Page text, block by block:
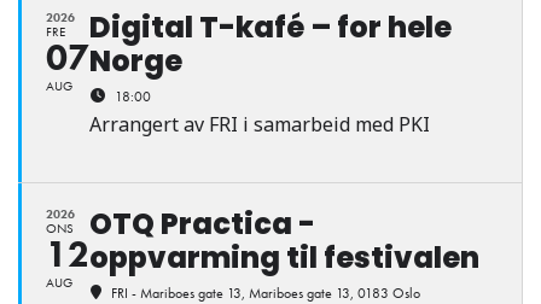
2026
FRE
07
AUG
Digital T-kafé – for hele
Norge
18:00
Arrangert av FRI i samarbeid med PKI
2026
ONS
12
AUG
OTQ Practica -
oppvarming til festivalen
FRI - Mariboes gate 13, Mariboes gate 13, 0183 Oslo